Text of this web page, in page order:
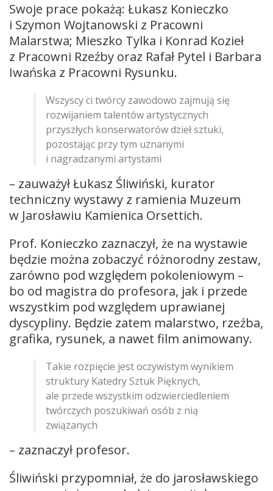
Swoje prace pokażą: Łukasz Konieczko
i Szymon Wojtanowski z Pracowni
Malarstwa; Mieszko Tylka i Konrad Kozieł
z Pracowni Rzeźby oraz Rafał Pytel i Barbara
Iwańska z Pracowni Rysunku.
Wszyscy ci twórcy zawodowo zajmują się
rozwijaniem talentów artystycznych
przyszłych konserwatorów dzieł sztuki,
pozostając przy tym uznanymi
i nagradzanymi artystami
– zauważył Łukasz Śliwiński, kurator
techniczny wystawy z ramienia Muzeum
w Jarosławiu Kamienica Orsettich.
Prof. Konieczko zaznaczył, że na wystawie
będzie można zobaczyć różnorodny zestaw,
zarówno pod względem pokoleniowym –
bo od magistra do profesora, jak i przede
wszystkim pod względem uprawianej
dyscypliny. Będzie zatem malarstwo, rzeźba,
grafika, rysunek, a nawet film animowany.
Takie rozpięcie jest oczywistym wynikiem
struktury Katedry Sztuk Pięknych,
ale przede wszystkim odzwierciedleniem
twórczych poszukiwań osób z nią
związanych
– zaznaczył profesor.
Śliwiński przypomniał, że do jarosławskiego